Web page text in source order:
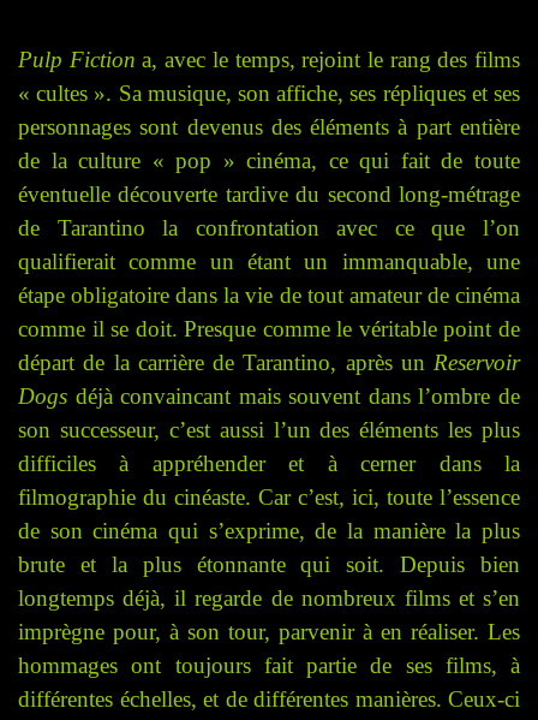
Pulp Fiction a, avec le temps, rejoint le rang des films
« cultes ». Sa musique, son affiche, ses répliques et ses
personnages sont devenus des éléments à part entière
de la culture « pop » cinéma, ce qui fait de toute
éventuelle découverte tardive du second long-métrage
de Tarantino la confrontation avec ce que l’on
qualifierait comme un étant un immanquable, une
étape obligatoire dans la vie de tout amateur de cinéma
comme il se doit. Presque comme le véritable point de
départ de la carrière de Tarantino, après un Reservoir
Dogs déjà convaincant mais souvent dans l’ombre de
son successeur, c’est aussi l’un des éléments les plus
difficiles à appréhender et à cerner dans la
filmographie du cinéaste. Car c’est, ici, toute l’essence
de son cinéma qui s’exprime, de la manière la plus
brute et la plus étonnante qui soit.Depuis bien
longtemps déjà, il regarde de nombreux films et s’en
imprègne pour, à son tour, parvenir à en réaliser. Les
hommages ont toujours fait partie de ses films, à
différentes échelles, et de différentes manières. Ceux-ci